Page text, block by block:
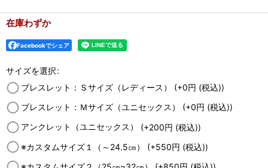
在庫わずか
Facebookでシェア
サイズを選択:
ブレスレット：Ｓサイズ（レディース） (+0円 (税込))
ブレスレット：Ｍサイズ（ユニセックス） (+0円 (税込))
アンクレット（ユニセックス） (+200円 (税込))
※カスタムサイズ１（～24.5㎝） (+550円 (税込))